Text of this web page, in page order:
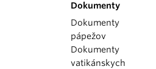
Dokumenty
Dokumenty
pápežov
Dokumenty
vatikánskych